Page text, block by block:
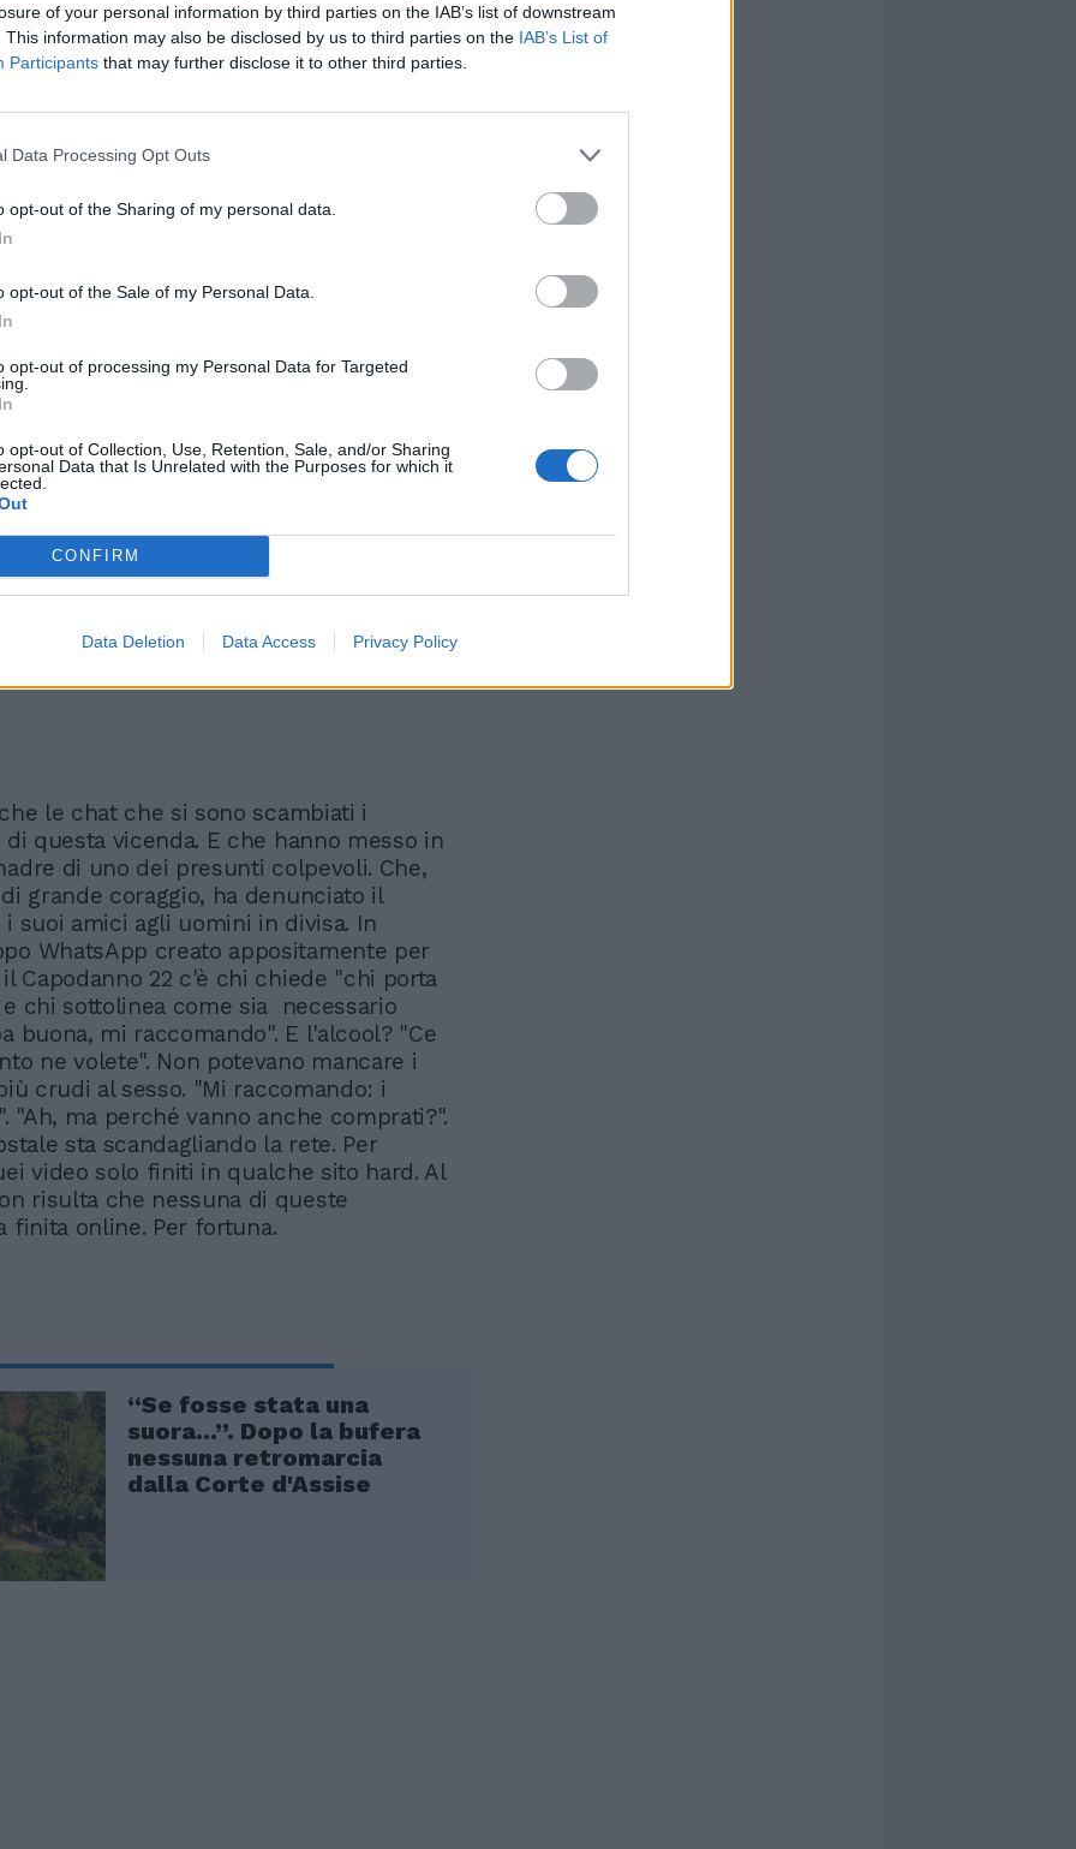
of your personal information by third parties on the IAB’s list of downstream
This information may also be disclosed by us to third parties on the IAB’s List of
Participants that may further disclose it to other third parties.
Data Processing Opt Outs
opt-out of the Sharing of my personal data.
opt-out of the Sale of my Personal Data.
opt-out of processing my Personal Data for Targeted
opt-out of Collection, Use, Retention, Sale, and/or Sharing
Data that Is Unrelated with the Purposes for which it
CONFIRM
Data Deletion Data Access Privacy Policy
sessuale attraverso il web è spesso
minimizzata e, per quanto riguarda i
sempre considerata come tale ma
strumento identitario e misuratore di
ciò si aggiunge il brivido del rischio, il
e la considerazione della donna
ad una maggior risonanza mediatica
l'ultima pista sul
naufragio delle spie
le chat che si sono scambiati i
questa vicenda. E che hanno messo in
di uno dei presunti colpevoli. Che,
grande coraggio, ha denunciato il
suoi amici agli uomini in divisa. In
WhatsApp creato appositamente per
Capodanno 22 c'è chi chiede "chi porta
chi sottolinea come sia necessario
buona, mi raccomando". E l'alcool? "Ce
ne volete". Non potevano mancare i
crudi al sesso. "Mi raccomando: i
"Ah, ma perché vanno anche comprati?".
sta scandagliando la rete. Per
video solo finiti in qualche sito hard. Al
risulta che nessuna di queste
finita online. Per fortuna.
“Se fosse stata una
suora...”. Dopo la bufera
nessuna retromarcia
dalla Corte d'Assise